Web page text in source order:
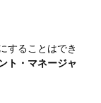
することはでき
ト・マネージャ